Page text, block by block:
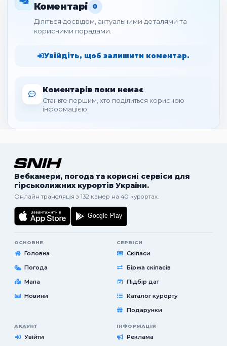
Коментарі 0
Діліться досвідом, актуальними деталями та
корисними порадами.
Увійдіть, щоб залишити коментар.
Коментарів поки немає
Станьте першим, хто поділиться корисною
інформацією.
Вебкамери, погода та корисні сервіси для
гірськолижних курортів України.
Онлайн трансляція з 132 камер на 40 курортах.
ОСНОВНЕ
Головна
Погода
Мапа
Новини
СЕРВІСИ
Скіпаси
Біржа скіпасів
Підбір дат
Каталог курорту
Подарунки
АКАУНТ
Увійти
ІНФОРМАЦІЯ
Реклама